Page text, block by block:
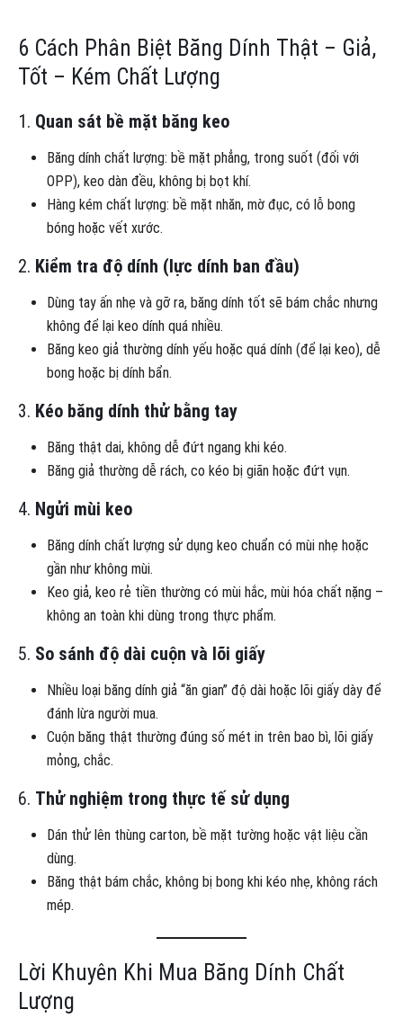
6 Cách Phân Biệt Băng Dính Thật – Giả,
Tốt – Kém Chất Lượng
1. Quan sát bề mặt băng keo
Băng dính chất lượng: bề mặt phẳng, trong suốt (đối với
OPP), keo dàn đều, không bị bọt khí.
Hàng kém chất lượng: bề mặt nhăn, mờ đục, có lỗ bong
bóng hoặc vết xước.
2. Kiểm tra độ dính (lực dính ban đầu)
Dùng tay ấn nhẹ và gỡ ra, băng dính tốt sẽ bám chắc nhưng
không để lại keo dính quá nhiều.
Băng keo giả thường dính yếu hoặc quá dính (để lại keo), dễ
bong hoặc bị dính bẩn.
3. Kéo băng dính thử bằng tay
Băng thật dai, không dễ đứt ngang khi kéo.
Băng giả thường dễ rách, co kéo bị giãn hoặc đứt vụn.
4. Ngửi mùi keo
Băng dính chất lượng sử dụng keo chuẩn có mùi nhẹ hoặc
gần như không mùi.
Keo giả, keo rẻ tiền thường có mùi hắc, mùi hóa chất nặng –
không an toàn khi dùng trong thực phẩm.
5. So sánh độ dài cuộn và lõi giấy
Nhiều loại băng dính giả “ăn gian” độ dài hoặc lõi giấy dày để
đánh lừa người mua.
Cuộn băng thật thường đúng số mét in trên bao bì, lõi giấy
mỏng, chắc.
6. Thử nghiệm trong thực tế sử dụng
Dán thử lên thùng carton, bề mặt tường hoặc vật liệu cần
dùng.
Băng thật bám chắc, không bị bong khi kéo nhẹ, không rách
mép.
Lời Khuyên Khi Mua Băng Dính Chất
Lượng